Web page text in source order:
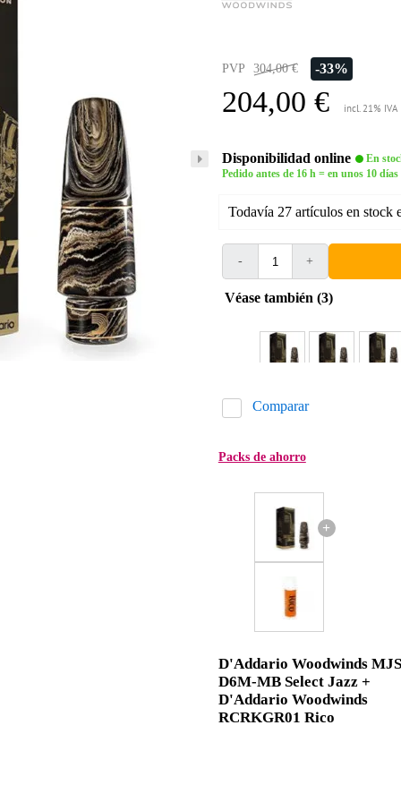
PVP 304,00 € -33%
204,00 € incl. 21% IVA
Disponibilidad online
En
Pedido antes de 16 h = en unos 10
Todavía 27 artículos en stock
- +
Véase también (3)
Comparar
Packs de ahorro
+
D'Addario Woodwinds
D6M-MB Select Jazz +
D'Addario Woodwinds
RCRKGR01 Rico